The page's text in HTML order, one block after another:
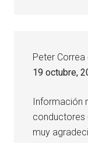
Peter Correa
19 octubre,
Información
conductores
muy